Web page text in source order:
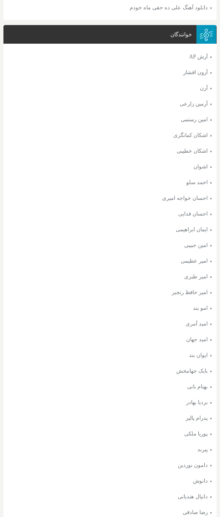
دانلود آهنگ علی ده حقی ماه خودم
خوانندگان
آرش AP
آرون افشار
آرن
آرمین زارعی
امین رستمی
اشکان کمانگری
اشکان خطیبی
اشوان
احمد سلو
احسان خواجه امیری
احسان فدایی
ایمان ابراهیمی
امین حبیبی
امیر عظیمی
امیر طبری
امیر حافظ رنجبر
امو بند
امید آمری
امید جهان
ایوان بند
بابک جهانبخش
بهنام بانی
بردیا بهادر
پدرام پالیز
پوریا ملکی
پیربد
دامون نوردین
دانوش
دانیال هندیانی
رضا صادقی